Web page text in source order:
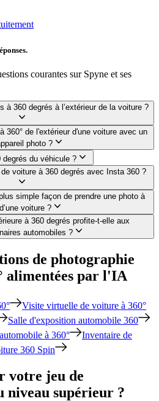
courantes sur Spyne et ses
à 360 degrés à l’extérieur de la voiture ?
360° de l'extérieur d'une voiture avec un
photo ?
degrés du véhicule ?
voiture à 360 degrés avec Insta 360 ?
simple façon de prendre une photo à
voiture ?
à 360 degrés profite-t-elle aux
automobiles ?
de photographie
alimentées par l'IA
Visite virtuelle de voiture à 360°
Salle d'exposition automobile 360
à 360°
Inventaire de
360 ​​Spin
votre jeu de
niveau supérieur ?